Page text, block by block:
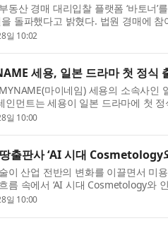
동산 경매 대리입찰 플랫폼 ‘바토너
돌파했다고 밝혔다. 법원 경매에
모이는 것은 드문 일로,...
일 10:02
세용, 일본 드라마 첫 정식
마이네임) 세용의 소속사인
인먼트는 세용이 일본 드라마에 첫
용은 후지TV의 월요일 밤 9시...
일 10:00
출판사 ‘AI 시대 Cosmetology
이 산업 전반의 변화를 이끌면서 미
름 속에서 ‘AI 시대 Cosmetology와
미용학의 기초를 바탕으...
일 10:00